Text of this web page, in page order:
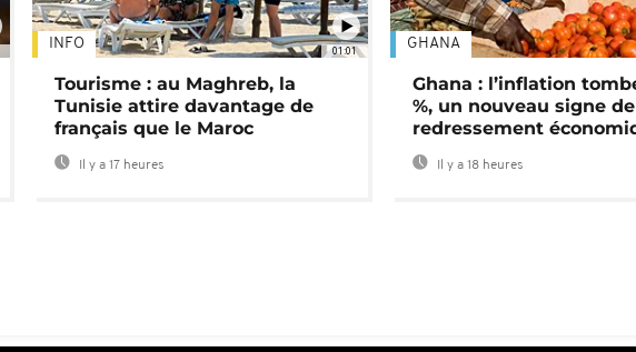
01:01
INFO
Tourisme : au Maghreb, la
Tunisie attire davantage de
français que le Maroc
Il y a 17 heures
GHANA
Ghana : l’inflation
%, un nouveau signe de
redressement
Il y a 18 heures